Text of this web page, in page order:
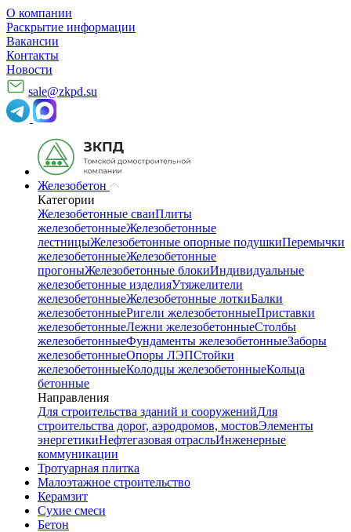
О компании
Раскрытие информации
Вакансии
Контакты
Новости
sale@zkpd.su
Железобетон
Категории
Железобетонные сваиПлиты
железобетонныеЖелезобетонные
лестницыЖелезобетонные опорные подушкиПеремычки
железобетонныеЖелезобетонные
прогоныЖелезобетонные блокиИндивидуальные
железобетонные изделияУтяжелители
железобетонныеЖелезобетонные лоткиБалки
железобетонныеРигели железобетонныеПриставки
железобетонныеЛежни железобетонныеСтолбы
железобетонныеФундаменты железобетонныеЗаборы
железобетонныеОпоры ЛЭПСтойки
железобетонныеКолодцы железобетонныеКольца
бетонные
Направления
Для строительства зданий и сооруженийДля
строительства дорог, аэродромов, мостовЭлементы
энергетикиНефтегазовая отрасльИнженерные
коммуникации
Тротуарная плитка
Малоэтажное строительство
Керамзит
Сухие смеси
Бетон